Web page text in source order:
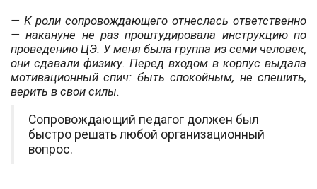
— К роли сопровождающего отнеслась ответственно
— накануне не раз проштудировала инструкцию по
проведению ЦЭ. У меня была группа из семи человек,
они сдавали физику. Перед входом в корпус выдала
мотивационный спич: быть спокойным, не спешить,
верить в свои силы.
Сопровождающий педагог должен был
быстро решать любой организационный
вопрос.